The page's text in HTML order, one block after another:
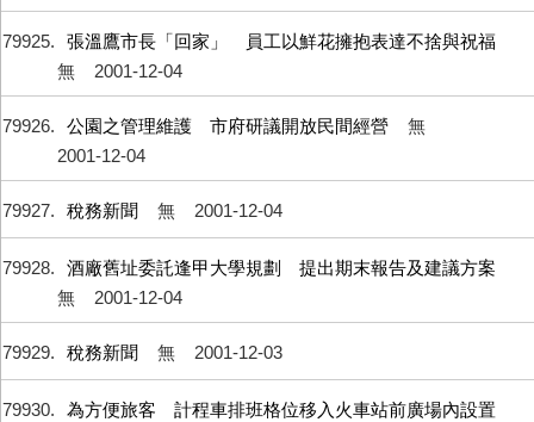
79925
張溫鷹市長「回家」 員工以鮮花擁抱表達不捨與祝福
無
2001-12-04
79926 公園之管理維護 市府研議開放民間經營
無
2001-12-04
79927 稅務新聞 無 2001-12-04
79928
酒廠舊址委託逢甲大學規劃 提出期末報告及建議方案
無
2001-12-04
79929 稅務新聞 無 2001-12-03
79930
為方便旅客 計程車排班格位移入火車站前廣場內設置